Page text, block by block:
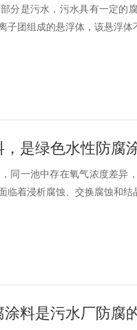
分是污水，污水具有一定的
子团组成的悬浮体，该悬浮
是绿色水性防腐
同一池中存在氧气浓度差异
临着浸析腐蚀、交换腐蚀和
料是污水厂防腐